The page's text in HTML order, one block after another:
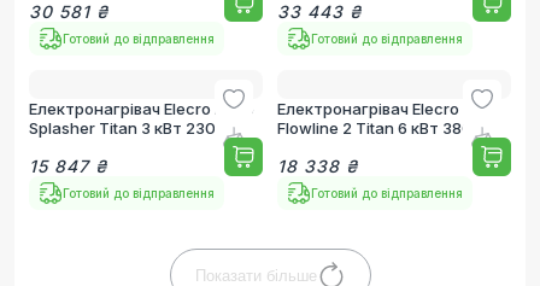
30 581 ₴
Готовий до відправлення
33 443 ₴
Готовий до відправлення
Електронагрівач Elecro Nano
Splasher Titan 3 кВт 230 В
15 847 ₴
Готовий до відправлення
Електронагрівач Elecro
Flowline 2 Titan 6 кВт 380 В
18 338 ₴
Готовий до відправлення
Показати більше